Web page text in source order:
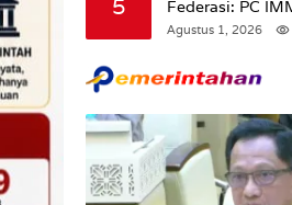
5
Federasi: PC
Klarifikasi
Putih Di Maluku.
Agustus 1, 2026